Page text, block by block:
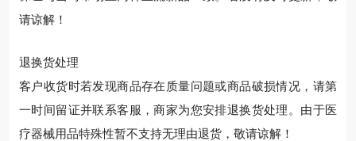
请谅解！
退换货处理
客户收货时若发现商品存在质量问题或商品破损情况，请第
一时间留证并联系客服，商家为您安排退换货处理。由于医
疗器械用品特殊性暂不支持无理由退货，敬请谅解！